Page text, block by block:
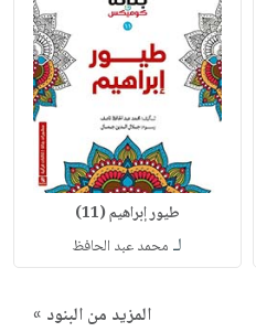
طيور إبراهيم (11)
لـ محمد عبد الحافظ
المزيد من البنود »